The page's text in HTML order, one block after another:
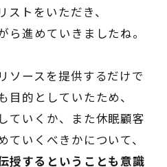
トをいただき、
進めていきましたね。
ソースを提供するだけで
目的としていたため、
ていくか、また休眠顧客
いくべきかについて、
授するということも意識